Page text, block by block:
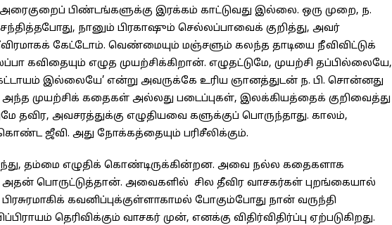
அரைகுறைப் பிண்டங்களுக்கு இரக்கம் காட்டுவது இல்லை. ஒரு முறை, ந.
நானும் பிரகாஷும் செல்லப்பாவைக் குறித்து, அவர்
கேட்டோம். வெண்மையும் மஞ்சளும் கலந்த தாடியை நீவிவிட்டுக்
கவிதையும் எழுத முயற்சிக்கிறான். எழுதட்டுமே, முயற்சி தப்பில்லையே,
கட்டாயம் இல்லையே’ என்று அவருக்கே உரிய ஞானத்துடன் ந. பி. சொன்னது
அந்த முயற்சிக் கதைகள் அல்லது படைப்புகள், இலக்கியத்தைக் குறிவைத்து
அவசரத்துக்கு எழுதியவை களுக்குப் பொருந்தாது. காலம்,
ஜீவி. அது நோக்கத்தையும் பரிசீலிக்கும்.
தம்மை எழுதிக் கொண்டிருக்கின்றன. அவை நல்ல கதைகளாக
அதன் பொருட்டுத்தான். அவைகளில் சில தீவிர வாசகர்கள் புறங்கையால்
கவனிப்புக்குள்ளாகாமல் போகும்போது நான் வருந்தி
தெரிவிக்கும் வாசகர் முன், எனக்கு விதிர்விதிர்ப்பு ஏற்படுகிறது.